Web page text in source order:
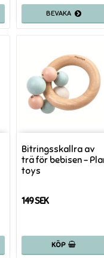
Bitringsskallra av
trä för bebisen -
toys
149 SEK
KÖP